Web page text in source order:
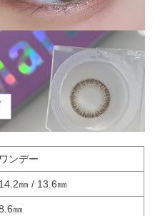
ワンデー
14.2㎜ / 13.6㎜
㎜